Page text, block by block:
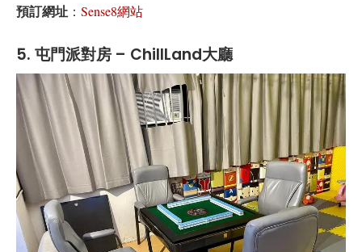
預訂網址 ： Sense8網站
5. 屯門派對房 – ChillLand大廳